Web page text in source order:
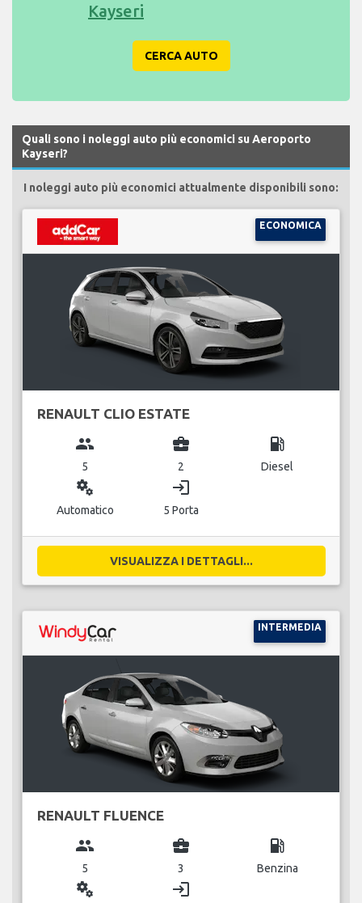
Kayseri
CERCA AUTO
Quali sono i noleggi auto più economici su Aeroporto
Kayseri?
I noleggi auto più economici attualmente disponibili sono:
ECONOMICA
RENAULT CLIO ESTATE
group
5
business_center
2
local_gas_station
Diesel
miscellaneous_services
Automatico
login
5 Porta
VISUALIZZA I DETTAGLI...
INTERMEDIA
RENAULT FLUENCE
group
5
business_center
3
local_gas_station
Benzina
miscellaneous_services login